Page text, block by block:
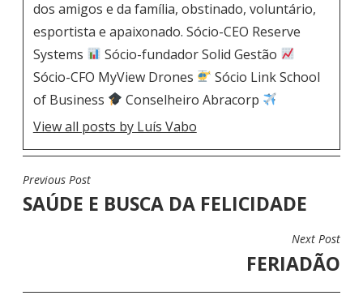
dos amigos e da família, obstinado, voluntário,
esportista e apaixonado. Sócio-CEO Reserve
Systems
Sócio-fundador Solid Gestão
Sócio-CFO MyView Drones
Sócio Link School
of Business
Conselheiro Abracorp
View all posts by Luís Vabo
N
A
Previous Post
SAÚDE E BUSCA DA FELICIDADE
Next Post
FERIADÃO